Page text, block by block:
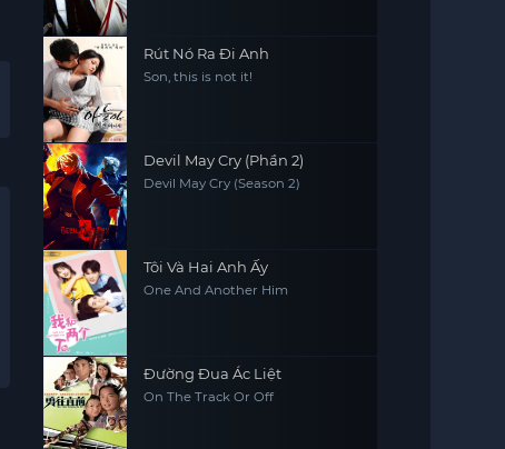
Rút Nó Ra Đi Anh
Son, this is not it!
Devil May Cry (Phần 2)
Devil May Cry (Season 2)
Tôi Và Hai Anh Ấy
One And Another Him
Đường Đua Ác Liệt
On The Track Or Off